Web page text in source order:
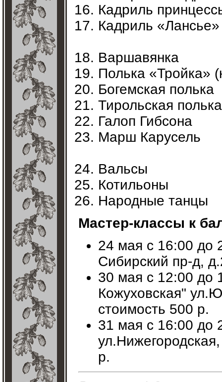
Кадриль
Кадриль «Лансье»
Варшавянка
Полька «Тройка»
Богемская полька
Тирольская полька
Галоп Гибсона
Марш Карусель
Вальсы
Котильоны
Народные танцы
Мастер-классы к
24 мая с 16:00 до
Сибирский пр-д,
30 мая с 12:00 до
Кожуховская"
стоимость 500 р.
31 мая с 16:00 до
р.